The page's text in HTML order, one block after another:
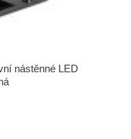
nástěnné LED